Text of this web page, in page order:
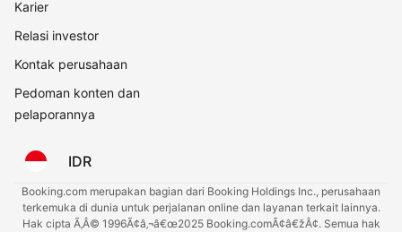
Karier
Relasi investor
Kontak perusahaan
Pedoman konten dan
pelaporannya
IDR
Booking.com merupakan bagian dari Booking Holdings Inc., perusahaan
terkemuka di dunia untuk perjalanan online dan layanan terkait lainnya.
Hak cipta Ã‚Â© 1996Ã¢â‚¬â€œ2025 Booking.comÃ¢â€žÂ¢. Semua hak